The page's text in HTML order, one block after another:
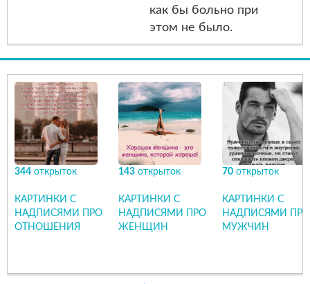
как бы больно при
этом не было.
344 открыток
КАРТИНКИ С
НАДПИСЯМИ ПРО
ОТНОШЕНИЯ
143 открыток
КАРТИНКИ С
НАДПИСЯМИ ПРО
ЖЕНЩИН
70 открыток
КАРТИНКИ С
НАДПИСЯМИ ПРО
МУЖЧИН